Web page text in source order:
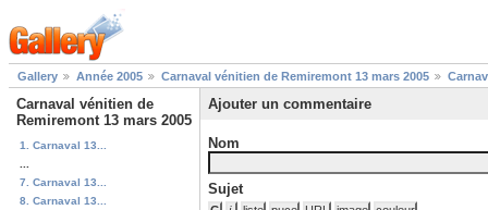
Gallery Année 2005 Carnaval vénitien de Remiremont 13 mars 2005
Carnaval vénitien de
Remiremont 13 mars 2005
1. Carnaval 13...
7. Carnaval 13...
8. Carnaval 13...
Ajouter un commentaire
Nom
Sujet